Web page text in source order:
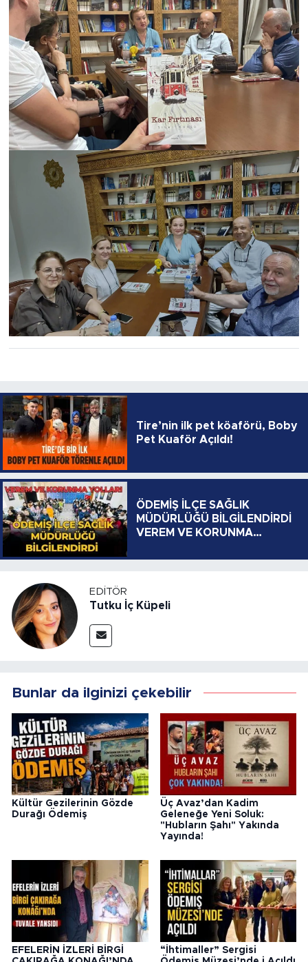
Tire’nin ilk pet köaförü, Boby
Pet Kuaför Açıldı!
ÖDEMİŞ İLÇE SAĞLIK
MÜDÜRLÜĞÜ BİLGİLENDİRDİ
VEREM VE KORUNMA
EDITÖR
Tutku İç Küpeli
Bunlar da ilginizi çekebilir
Kültür Gezilerinin Gözde
Durağı Ödemiş
Üç Avaz’dan Kadim
Geleneğe Yeni Soluk:
"Hubların Şahı" Yakında
Yayında!
EFELERİN İZLERİ BİRGİ
“İhtimaller” Sergisi